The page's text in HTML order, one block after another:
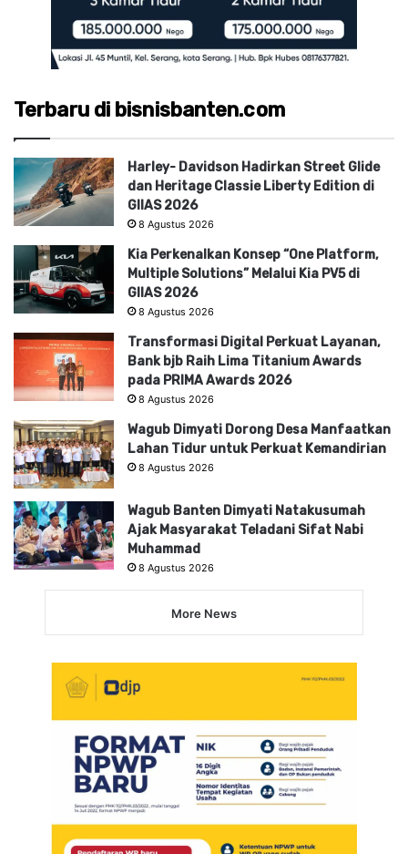
Terbaru di bisnisbanten.com
Harley- Davidson Hadirkan Street Glide
dan Heritage Classie Liberty Edition di
GIIAS 2026
8 Agustus 2026
Kia Perkenalkan Konsep “One Platform,
Multiple Solutions” Melalui Kia PV5 di
GIIAS 2026
8 Agustus 2026
Transformasi Digital Perkuat Layanan,
Bank bjb Raih Lima Titanium Awards
pada PRIMA Awards 2026
8 Agustus 2026
Wagub Dimyati Dorong Desa Manfaatkan
Lahan Tidur untuk Perkuat Kemandirian
8 Agustus 2026
Wagub Banten Dimyati Natakusumah
Ajak Masyarakat Teladani Sifat Nabi
Muhammad
8 Agustus 2026
More News